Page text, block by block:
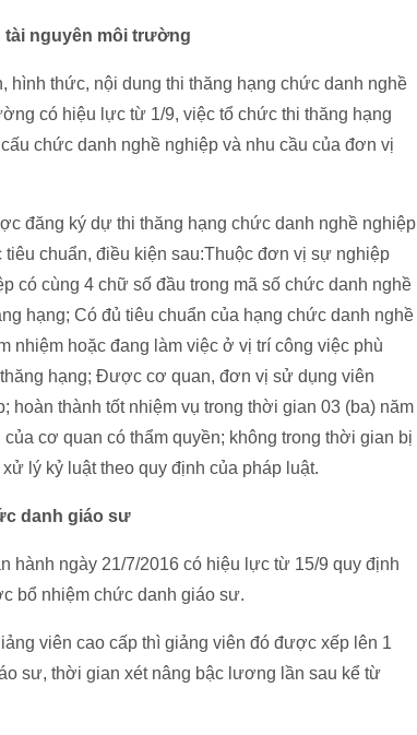
nguyên môi trường
hình thức, nội dung thi thăng hạng chức danh nghề
có hiệu lực từ 1/9, việc tổ chức thi thăng hạng
chức danh nghề nghiệp và nhu cầu của đơn vị
đăng ký dự thi thăng hạng chức danh nghề nghiệp
chuẩn, điều kiện sau:Thuộc đơn vị sự nghiệp
có cùng 4 chữ số đầu trong mã số chức danh nghề
hạng; Có đủ tiêu chuẩn của hạng chức danh nghề
nhiệm hoặc đang làm việc ở vị trí công việc phù
hạng; Được cơ quan, đơn vị sử dụng viên
thành tốt nhiệm vụ trong thời gian 03 (ba) năm
cơ quan có thẩm quyền; không trong thời gian bị
lý kỷ luật theo quy định của pháp luật.
danh giáo sư
ngày 21/7/2016 có hiệu lực từ 15/9 quy định
bổ nhiệm chức danh giáo sư.
viên cao cấp thì giảng viên đó được xếp lên 1
sư, thời gian xét nâng bậc lương lần sau kể từ